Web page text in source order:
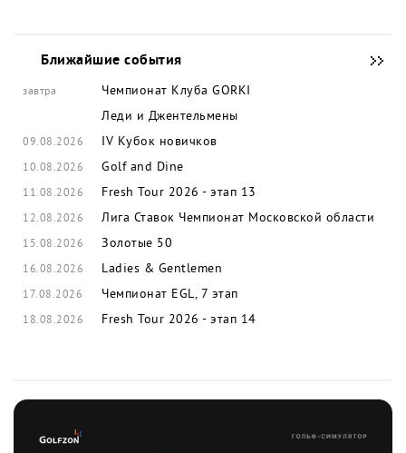
Ближайшие события
завтра
Чемпионат Клуба GORKI
Леди и Джентельмены
09.08.2026 IV Кубок новичков
10.08.2026 Golf and Dine
11.08.2026 Fresh Tour 2026 - этап 13
12.08.2026 Лига Ставок Чемпионат Московской области
15.08.2026 Золотые 50
16.08.2026 Ladies & Gentlemen
17.08.2026 Чемпионат EGL, 7 этап
18.08.2026 Fresh Tour 2026 - этап 14